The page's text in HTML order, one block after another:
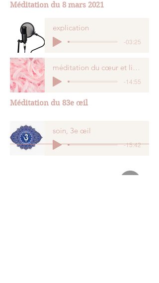
Méditation du 8 mars 2021
explication
-03:25
méditation du cœur et liberté
-14:55
Méditation du 83e œil
soin, 3e œil
-15:42